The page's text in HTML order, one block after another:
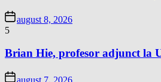
august 8, 2026
5
Brian Hie, profesor adjunct la